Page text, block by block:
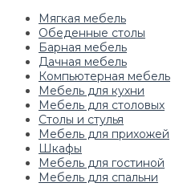
Мягкая мебель
Обеденные столы
Барная мебель
Дачная мебель
Компьютерная мебель
Мебель для кухни
Мебель для столовых
Столы и стулья
Мебель для прихожей
Шкафы
Мебель для гостиной
Мебель для спальни